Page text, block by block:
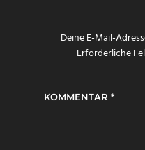
Deine E-Mail-
Erforderliche
KOMMENTAR *